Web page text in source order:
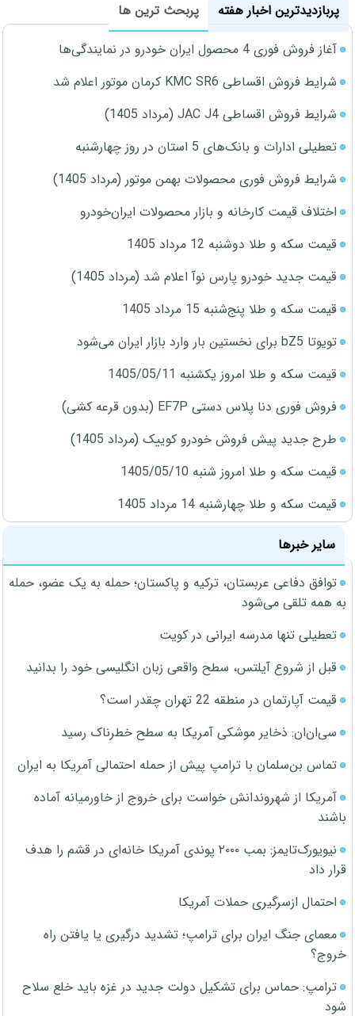
پربازدیدترین اخبار هفته
پربحث ترین ها
آغاز فروش فوری 4 محصول ایران خودرو در نمایندگی‌ها
شرایط فروش اقساطی KMC SR6 کرمان موتور اعلام شد
شرایط فروش اقساطی JAC J4 (مرداد 1405)
تعطیلی ادارات و بانک‌های 5 استان در روز چهارشنبه
شرایط فروش فوری محصولات بهمن موتور (مرداد 1405)
اختلاف قیمت کارخانه و بازار محصولات ایران‌خودرو
قیمت سکه و طلا دوشنبه 12 مرداد 1405
قیمت جدید خودرو پارس نوآ اعلام شد (مرداد 1405)
قیمت سکه و طلا پنج‌شنبه 15 مرداد 1405
تویوتا bZ5 برای نخستین بار وارد بازار ایران می‌شود
قیمت سکه و طلا امروز یکشنبه 1405/05/11
فروش فوری دنا پلاس دستی EF7P (بدون قرعه کشی)
طرح جدید پیش فروش خودرو کوییک (مرداد 1405)
قیمت سکه و طلا امروز شنبه 1405/05/10
قیمت سکه و طلا چهارشنبه 14 مرداد 1405
سایر خبرها
توافق دفاعی عربستان، ترکیه و پاکستان؛ حمله به یک عضو، حمله
به همه تلقی می‌شود
تعطیلی تنها مدرسه ایرانی در کویت
قبل از شروع آیلتس، سطح واقعی زبان انگلیسی خود را بدانید
قیمت آپارتمان در منطقه 22 تهران چقدر است؟
سی‌ان‌ان: ذخایر موشکی آمریکا به سطح خطرناک رسید
تماس بن‌سلمان با ترامپ پیش از حمله احتمالی آمریکا به ایران
آمریکا از شهروندانش خواست برای خروج از خاورمیانه آماده
باشند
نیویورک‌تایمز: بمب ۲۰۰۰ پوندی آمریکا خانه‌ای در قشم را هدف
قرار داد
احتمال ازسرگیری حملات آمریکا
معمای جنگ ایران برای ترامپ؛ تشدید درگیری یا یافتن راه
خروج؟
ترامپ: حماس برای تشکیل دولت جدید در غزه باید خلع سلاح
شود